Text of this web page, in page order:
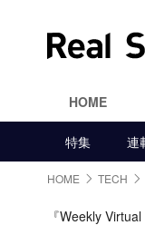
HOME
特集 連
HOME TECH
『Weekly